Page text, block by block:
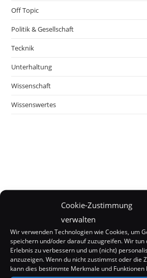
Cookie-Zustimmung
verwalten
Wir verwenden Technologien wie Cookies, um
speichern und/oder darauf zuzugreifen. Wir tun
Erlebnis zu verbessern und um (nicht)
anzuzeigen. Wenn du nicht zustimmst oder die
kann dies bestimmte Merkmale und
Off Topic
Politik & Gesellschaft
Tecknik
Unterhaltung
Wissenschaft
Wissenswertes